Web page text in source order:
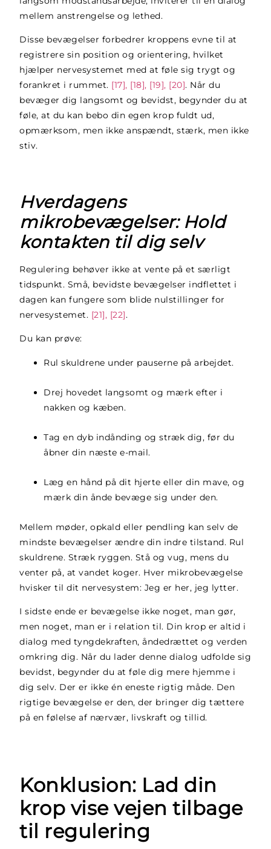
mellem anstrengelse og lethed.
Disse bevægelser forbedrer kroppens evne til at
registrere sin position og orientering, hvilket
hjælper nervesystemet med at føle sig trygt og
forankret i rummet. [17], [18], [19], [20]. Når du
bevæger dig langsomt og bevidst, begynder du at
føle, at du kan bebo din egen krop fuldt ud,
opmærksom, men ikke anspændt, stærk, men ikke
stiv.
Hverdagens
mikrobevægelser: Hold
kontakten til dig selv
Regulering behøver ikke at vente på et særligt
tidspunkt. Små, bevidste bevægelser indflettet i
dagen kan fungere som blide nulstillinger for
nervesystemet. [21], [22].
Du kan prøve:
Rul skuldrene under pauserne på arbejdet.
Drej hovedet langsomt og mærk efter i
nakken og kæben.
Tag en dyb indånding og stræk dig, før du
åbner din næste e-mail.
Læg en hånd på dit hjerte eller din mave, og
mærk din ånde bevæge sig under den.
Mellem møder, opkald eller pendling kan selv de
mindste bevægelser ændre din indre tilstand. Rul
skuldrene. Stræk ryggen. Stå og vug, mens du
venter på, at vandet koger. Hver mikrobevægelse
hvisker til dit nervesystem: Jeg er her, jeg lytter.
I sidste ende er bevægelse ikke noget, man gør,
men noget, man er i relation til. Din krop er altid i
dialog med tyngdekraften, åndedrættet og verden
omkring dig. Når du lader denne dialog udfolde sig
bevidst, begynder du at føle dig mere hjemme i
dig selv. Der er ikke én eneste rigtig måde. Den
rigtige bevægelse er den, der bringer dig tættere
på en følelse af nærvær, livskraft og tillid.
Konklusion: Lad din
krop vise vejen tilbage
til regulering